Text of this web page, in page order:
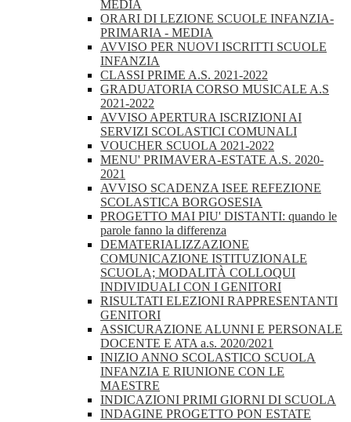
MEDIA
ORARI DI LEZIONE SCUOLE INFANZIA-
PRIMARIA - MEDIA
AVVISO PER NUOVI ISCRITTI SCUOLE
INFANZIA
CLASSI PRIME A.S. 2021-2022
GRADUATORIA CORSO MUSICALE A.S
2021-2022
AVVISO APERTURA ISCRIZIONI AI
SERVIZI SCOLASTICI COMUNALI
VOUCHER SCUOLA 2021-2022
MENU' PRIMAVERA-ESTATE A.S. 2020-
2021
AVVISO SCADENZA ISEE REFEZIONE
SCOLASTICA BORGOSESIA
PROGETTO MAI PIU' DISTANTI: quando le
parole fanno la differenza
DEMATERIALIZZAZIONE
COMUNICAZIONE ISTITUZIONALE
SCUOLA; MODALITÀ COLLOQUI
INDIVIDUALI CON I GENITORI
RISULTATI ELEZIONI RAPPRESENTANTI
GENITORI
ASSICURAZIONE ALUNNI E PERSONALE
DOCENTE E ATA a.s. 2020/2021
INIZIO ANNO SCOLASTICO SCUOLA
INFANZIA E RIUNIONE CON LE
MAESTRE
INDICAZIONI PRIMI GIORNI DI SCUOLA
INDAGINE PROGETTO PON ESTATE